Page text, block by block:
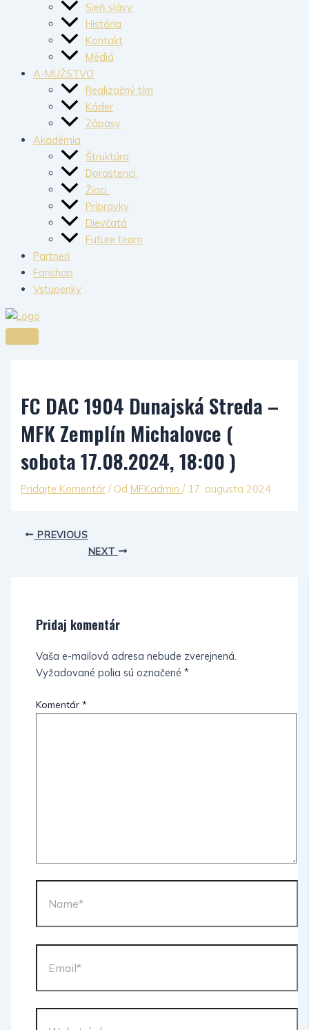
Sieň slávy
História
Kontakt
Médiá
A-MUŽSTVO
Realizačný tím
Káder
Zápasy
Akadémia
Štruktúra
Dorastenci
Žiaci
Prípravky
Dievčatá
Future team
Partneri
Fanshop
Vstupenky
FC DAC 1904 Dunajská Streda –
MFK Zemplín Michalovce (
sobota 17.08.2024, 18:00 )
Pridajte Komentár / Od MFKadmin/ 17. augusta 2024
PREVIOUS
NEXT
Pridaj komentár
Vaša e-mailová adresa nebude zverejnená.
Vyžadované polia sú označené*
Komentár*